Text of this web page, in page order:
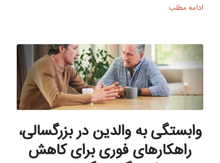
ادامه مطلب
وابستگی به والدین در بزرگسالی،
راهکارهای فوری برای کاهش